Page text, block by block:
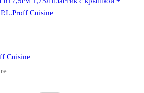
Cuisine
Cuisine